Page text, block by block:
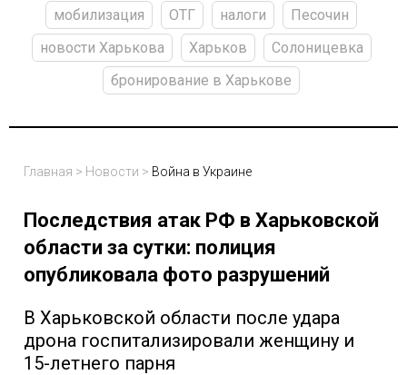
мобилизация
ОТГ налоги
Песочин
новости Харькова
Харьков
Солоницевка
бронирование в Харькове
Главная > Новости > Война в Украине
Последствия атак РФ в Харьковской
области за сутки: полиция
опубликовала фото разрушений
В Харьковской области после удара
дрона госпитализировали женщину и
15-летнего парня